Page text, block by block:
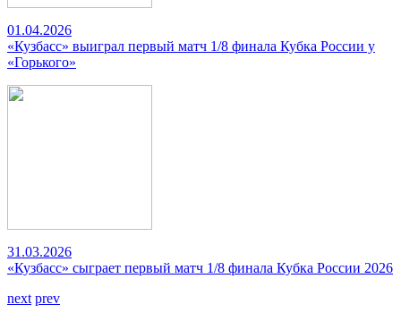
01.04.2026
«Кузбасс» выиграл первый матч 1/8 финала Кубка России у
«Горького»
31.03.2026
«Кузбасс» сыграет первый матч 1/8 финала Кубка России 2026
next prev